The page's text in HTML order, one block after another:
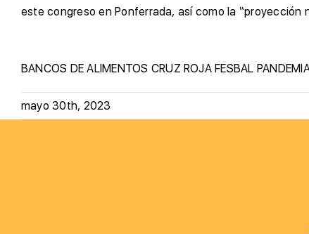
este congreso en Ponferrada, así como la
BANCOS DE ALIMENTOS CRUZ ROJA FESBAL
mayo 30th, 2023